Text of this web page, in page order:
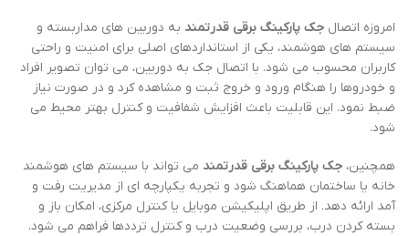
امروزه اتصال جک پارکینگ برقی قدرتمند به دوربین های مداربسته و
سیستم های هوشمند، یکی از استانداردهای اصلی برای امنیت و راحتی
کاربران محسوب می شود. با اتصال جک به دوربین، می توان تصویر افراد
و خودروها را هنگام ورود و خروج ثبت و مشاهده کرد و در صورت نیاز
ضبط نمود. این قابلیت باعث افزایش شفافیت و کنترل بهتر محیط می
شود.
همچنین، جک پارکینگ برقی قدرتمند می تواند با سیستم های هوشمند
خانه یا ساختمان هماهنگ شود و تجربه یکپارچه ای از مدیریت رفت و
آمد ارائه دهد. از طریق اپلیکیشن موبایل یا کنترل مرکزی، امکان باز و
بسته کردن درب، بررسی وضعیت درب و کنترل ترددها فراهم می شود.